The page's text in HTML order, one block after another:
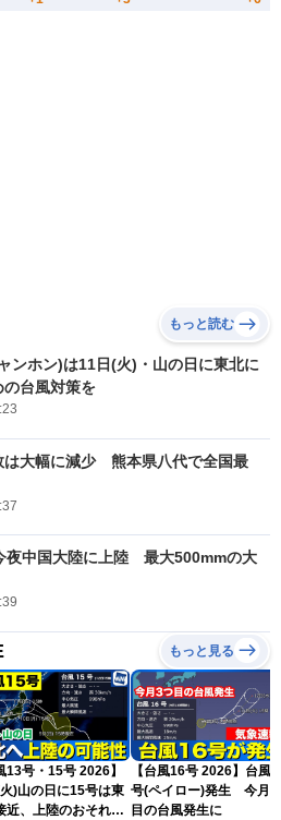
もっと読む
ンホン)は11日(火)・山の日に東北に
台風対策を
は大幅に減少 熊本県八代で全国最
夜中国大陸に上陸 最大500mmの大
もっと見る
13号・15号 2026】
)山の日に15号は東
近、上陸のおそれ
【台風16号 2026】台風
号(ペイロー)発生 今月3
目の台風発生に